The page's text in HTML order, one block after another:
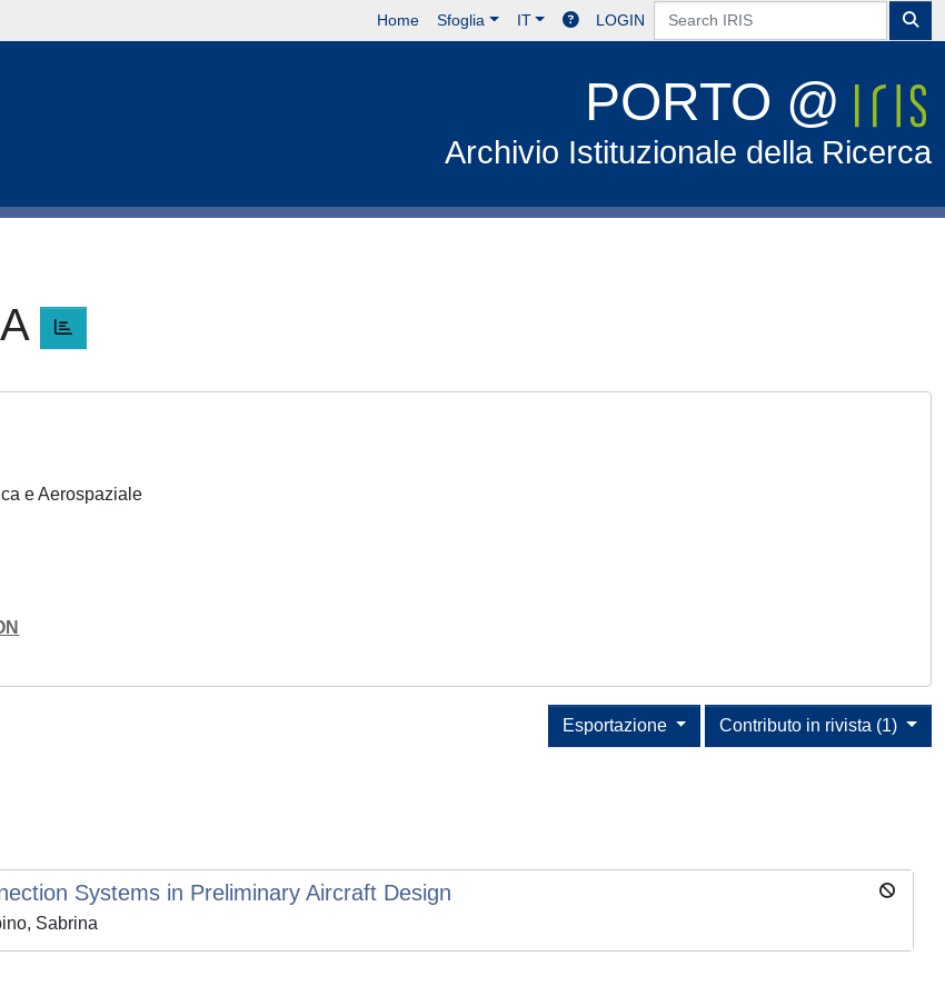
Home Sfoglia IT LOGIN
PORTO @
Archivio Istituzionale della Ricerca
e Aerospaziale
Contributo in rivista (1)
Esportazione
Systems in Preliminary Aircraft Design
Sabrina